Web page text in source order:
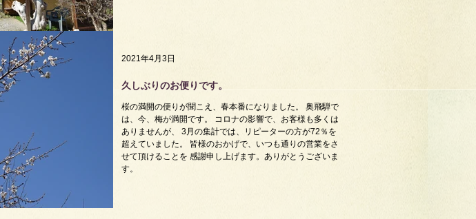
久しぶりのお便りです。
桜の満開の便りが聞こえ、春本番になりました。 奥飛騨で
は、今、梅が満開です。 コロナの影響で、お客様も多くは
ありませんが、 3月の集計では、リピーターの方が72％を
超えていました。 皆様のおかげで、いつも通りの営業をさ
せて頂けることを 感謝申し上げます。ありがとうございま
す。
2021年4月3日